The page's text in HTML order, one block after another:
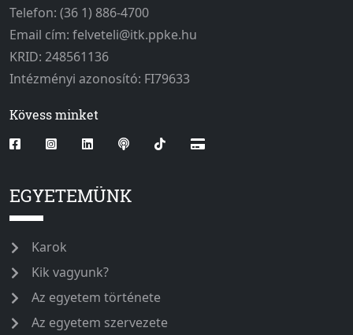
Telefon: (36 1) 886-4700
Email cím: felveteli@itk.ppke.hu
KRID: 248561136
Intézményi azonosító: FI79633
Kövess minket
EGYETEMÜNK
Karok
Kik vagyunk?
Az egyetem története
Az egyetem szervezete